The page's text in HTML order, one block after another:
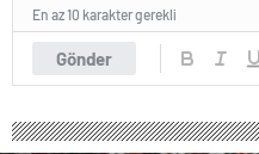
Gönder
En az 10 karakter gerekli